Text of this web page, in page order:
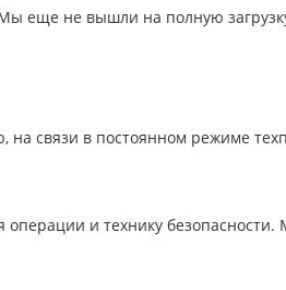
еще не вышли на полную
связи в постоянном режиме
и технику безопасности.